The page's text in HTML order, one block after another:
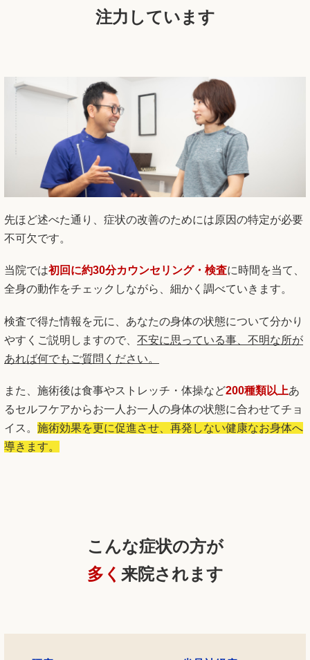
注力しています
先ほど述べた通り、症状の改善のためには原因の特定が必要
不可欠です。
当院では初回に約30分カウンセリング・検査に時間を当て、
全身の動作をチェックしながら、細かく調べていきます。
検査で得た情報を元に、あなたの身体の状態について分かり
やすくご説明しますので、 不安に思っている事、不明な所が
あれば何でもご質問ください。
また、施術後は食事やストレッチ・体操など200種類以上あ
るセルフケアからお一人お一人の身体の状態に合わせてチョ
イス。 施術効果を更に促進させ、再発しない健康なお身体へ
導きます。
こんな症状の方が
多く 来院されます